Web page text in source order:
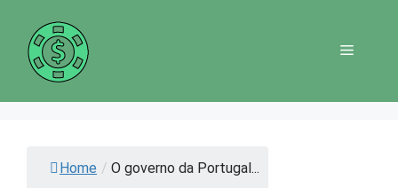
conteúdo
Menu
Home / O governo da Portugal...